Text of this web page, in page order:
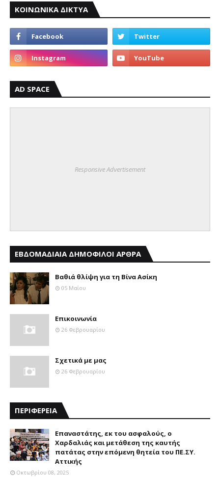
ΚΟΙΝΩΝΙΚΑ ΔΙΚΤΥΑ
AD SPACE
Responsive Advertisement
ΕΒΔΟΜΑΔΙΑΙΑ ΔΗΜΟΦΙΛΟΙ ΑΡΘΡΑ
Βαθιά θλίψη για τη Βίνα Ασίκη
05 Μαΐου
Επικοινωνία
26 Φεβρουαρίου
Σχετικά με μας
26 Φεβρουαρίου
ΠΕΡΙΦΕΡΕΙΑ
Επαναστάτης, εκ του ασφαλούς, ο
Χαρδαλιάς και μετάθεση της καυτής
πατάτας στην επόμενη θητεία του ΠΕ.ΣΥ.
Αττικής
Οκτωβρίου 08, 2025